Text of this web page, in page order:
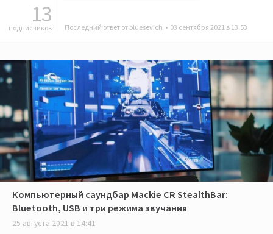
13
подписчиков Последний ответ от bluesevich • 03 сентября 2021 в 13:53
Компьютерный саундбар Mackie CR StealthBar:
Bluetooth, USB и три режима звучания
25 августа 2021 в 14:41